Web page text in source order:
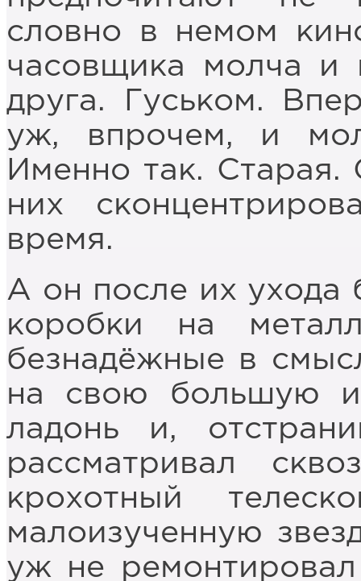
словно в немом
часовщика молча и
друга. Гуськом.
уж, впрочем, и
Именно так. Старая.
них
время.
А он после их ухода
коробки на
безнадёжные в
на свою большую
ладонь и,
рассматривал
крохотный
малоизученную
уж не